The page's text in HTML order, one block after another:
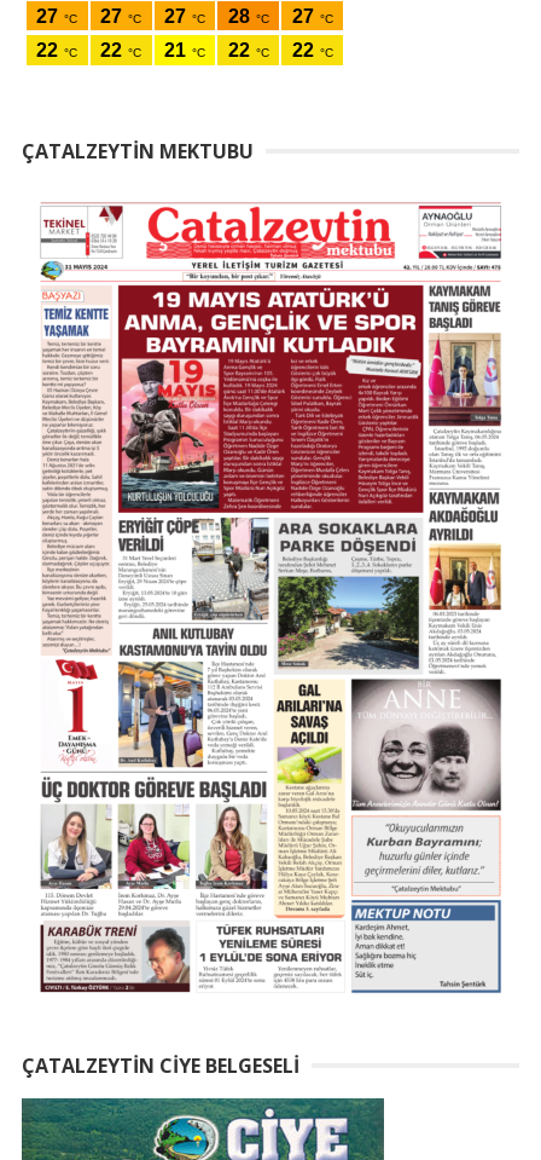
ÇATALZEYTIN MEKTUBU
ÇATALZEYTIN CIYE BELGESELI